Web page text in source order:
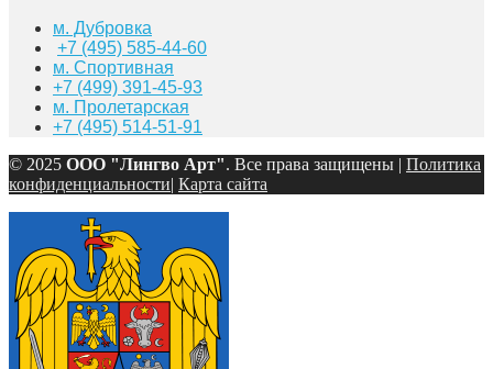
м. Дубровка
+7 (495) 585-44-60
м. Спортивная
+7 (499) 391-45-93
м. Пролетарская
+7 (495) 514-51-91
© 2025 ООО "Лингво Арт". Все права защищены | Политика
конфиденциальности| Карта сайта